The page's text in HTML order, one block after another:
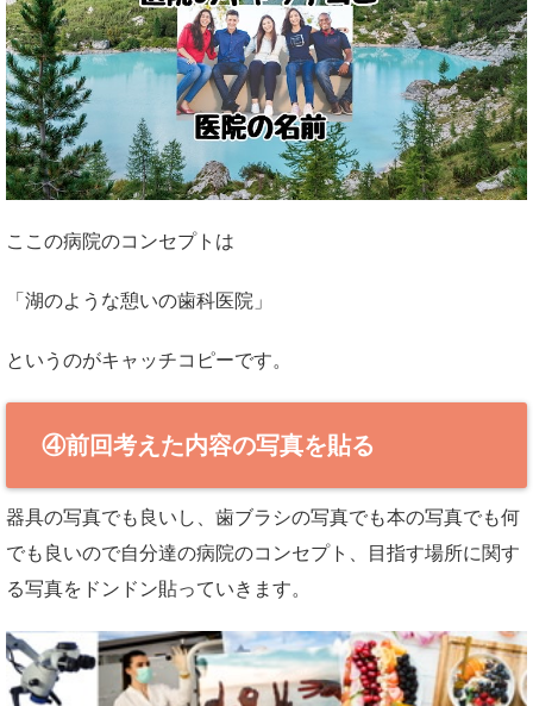
ここの病院のコンセプトは
「湖のような憩いの歯科医院」
というのがキャッチコピーです。
④前回考えた内容の写真を貼る
器具の写真でも良いし、歯ブラシの写真でも本の写真でも何
でも良いので自分達の病院のコンセプト、目指す場所に関す
る写真をドンドン貼っていきます。